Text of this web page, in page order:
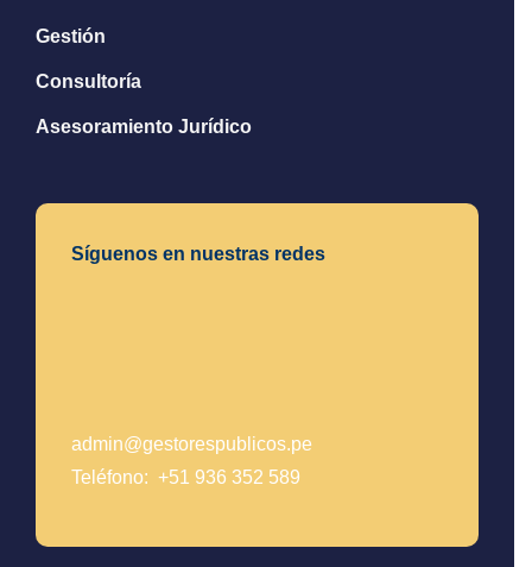
Gestión
Consultoría
Asesoramiento Jurídico
Síguenos en nuestras redes
admin@gestorespublicos.pe
Teléfono: +51 936 352 589